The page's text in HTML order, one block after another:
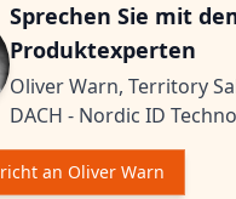
Sprechen Sie mit
Produktexperten
Oliver Warn, Territory
DACH - Nordic ID
an Oliver Warn